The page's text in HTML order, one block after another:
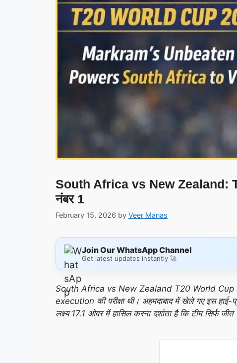
South Africa vs New Zealand:
नंबर 1
February 15, 2026 by Veer Manas
Join Our WhatsApp Channel
Get latest updates instantly 🚀
South Africa vs New Zealand T20 World Cup
execution की परीक्षा थी। अहमदाबाद में खेले गए इस
लक्ष्य 17.1 ओवर में हासिल करना दर्शाता है कि टीम सिर्फ